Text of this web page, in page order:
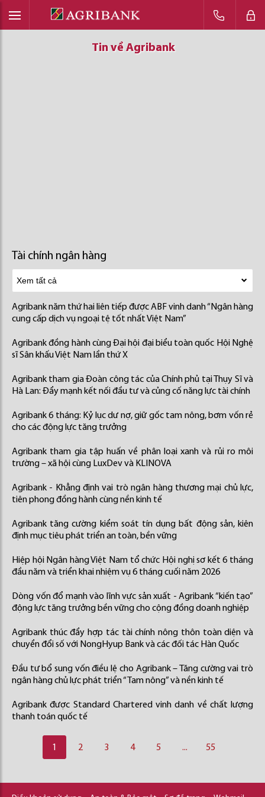
Tin về Agribank
Tin về Agribank
Tin về Agribank
Tài chính ngân hàng
Agribank năm thứ hai liên tiếp được ABF vinh danh “Ngân hàng
cung cấp dịch vụ ngoại tệ tốt nhất Việt Nam”
Agribank đồng hành cùng Đại hội đại biểu toàn quốc Hội Nghệ
sĩ Sân khấu Việt Nam lần thứ X
Agribank tham gia Đoàn công tác của Chính phủ tại Thụy Sĩ và
Hà Lan: Đẩy mạnh kết nối đầu tư và củng cố năng lực tài chính
Agribank 6 tháng: Kỷ lục dư nợ, giữ gốc tam nông, bơm vốn rẻ
cho các động lực tăng trưởng
Agribank tham gia tập huấn về phân loại xanh và rủi ro môi
trường – xã hội cùng LuxDev và KLINOVA
Agribank - Khẳng định vai trò ngân hàng thương mại chủ lực,
tiên phong đồng hành cùng nền kinh tế
Agribank tăng cường kiểm soát tín dụng bất động sản, kiên
định mục tiêu phát triển an toàn, bền vững
Hiệp hội Ngân hàng Việt Nam tổ chức Hội nghị sơ kết 6 tháng
đầu năm và triển khai nhiệm vụ 6 tháng cuối năm 2026
Dòng vốn đổ mạnh vào lĩnh vực sản xuất - Agribank “kiến tạo”
động lực tăng trưởng bền vững cho cộng đồng doanh nghiệp
Agribank thúc đẩy hợp tác tài chính nông thôn toàn diện và
chuyển đổi số với NongHyup Bank và các đối tác Hàn Quốc
Đầu tư bổ sung vốn điều lệ cho Agribank – Tăng cường vai trò
ngân hàng chủ lực phát triển “Tam nông” và nền kinh tế
Agribank được Standard Chartered vinh danh về chất lượng
thanh toán quốc tế
1 2 3 4 5 ... 55